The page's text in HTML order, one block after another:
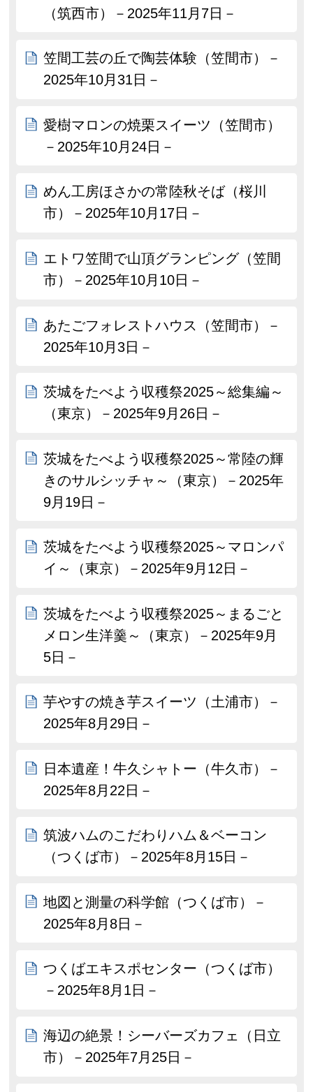
（筑西市）－2025年11月7日－
笠間工芸の丘で陶芸体験（笠間市）－
2025年10月31日－
愛樹マロンの焼栗スイーツ（笠間市）
－2025年10月24日－
めん工房ほさかの常陸秋そば（桜川
市）－2025年10月17日－
エトワ笠間で山頂グランピング（笠間
市）－2025年10月10日－
あたごフォレストハウス（笠間市）－
2025年10月3日－
茨城をたべよう収穫祭2025～総集編～
（東京）－2025年9月26日－
茨城をたべよう収穫祭2025～常陸の輝
きのサルシッチャ～（東京）－2025年
9月19日－
茨城をたべよう収穫祭2025～マロンパ
イ～（東京）－2025年9月12日－
茨城をたべよう収穫祭2025～まるごと
メロン生洋羹～（東京）－2025年9月
5日－
芋やすの焼き芋スイーツ（土浦市）－
2025年8月29日－
日本遺産！牛久シャトー（牛久市）－
2025年8月22日－
筑波ハムのこだわりハム＆ベーコン
（つくば市）－2025年8月15日－
地図と測量の科学館（つくば市）－
2025年8月8日－
つくばエキスポセンター（つくば市）
－2025年8月1日－
海辺の絶景！シーバーズカフェ（日立
市）－2025年7月25日－